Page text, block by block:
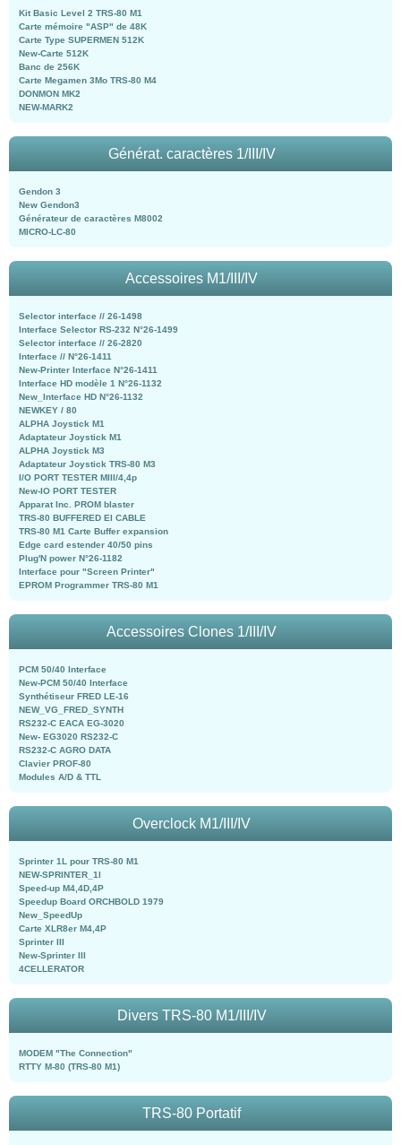
Kit Basic Level 2 TRS-80 M1
Carte mémoire "ASP" de 48K
Carte Type SUPERMEN 512K
New-Carte 512K
Banc de 256K
Carte Megamen 3Mo TRS-80 M4
DONMON MK2
NEW-MARK2
Générat. caractères 1/III/IV
Gendon 3
New Gendon3
Générateur de caractères M8002
MICRO-LC-80
Accessoires M1/III/IV
Selector interface // 26-1498
Interface Selector RS-232 N°26-1499
Selector interface // 26-2820
Interface // N°26-1411
New-Printer Interface N°26-1411
Interface HD modèle 1 N°26-1132
New_Interface HD N°26-1132
NEWKEY / 80
ALPHA Joystick M1
Adaptateur Joystick M1
ALPHA Joystick M3
Adaptateur Joystick TRS-80 M3
I/O PORT TESTER MIII/4,4p
New-IO PORT TESTER
Apparat Inc. PROM blaster
TRS-80 BUFFERED EI CABLE
TRS-80 M1 Carte Buffer expansion
Edge card estender 40/50 pins
Plug'N power N°26-1182
Interface pour "Screen Printer"
EPROM Programmer TRS-80 M1
Accessoires Clones 1/III/IV
PCM 50/40 Interface
New-PCM 50/40 Interface
Synthétiseur FRED LE-16
NEW_VG_FRED_SYNTH
RS232-C EACA EG-3020
New- EG3020 RS232-C
RS232-C AGRO DATA
Clavier PROF-80
Modules A/D & TTL
Overclock M1/III/IV
Sprinter 1L pour TRS-80 M1
NEW-SPRINTER_1l
Speed-up M4,4D,4P
Speedup Board ORCHBOLD 1979
New_SpeedUp
Carte XLR8er M4,4P
Sprinter III
New-Sprinter III
4CELLERATOR
Divers TRS-80 M1/III/IV
MODEM "The Connection"
RTTY M-80 (TRS-80 M1)
TRS-80 Portatif